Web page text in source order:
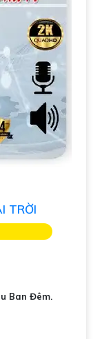
TRỜI
Ban Đêm.